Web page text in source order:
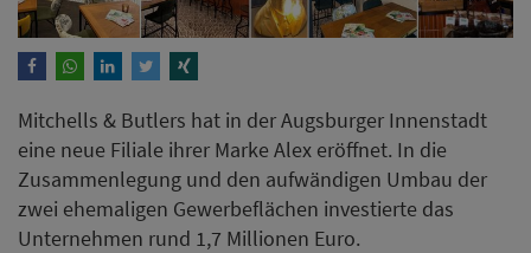
Mitchells & Butlers hat in der Augsburger Innenstadt
eine neue Filiale ihrer Marke Alex eröffnet. In die
Zusammenlegung und den aufwändigen Umbau der
zwei ehemaligen Gewerbeflächen investierte das
Unternehmen rund 1,7 Millionen Euro.